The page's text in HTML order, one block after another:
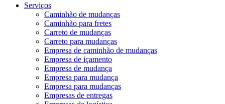
Serviços
Caminhão de mudanças
Caminhão para fretes
Carreto de mudanças
Carreto para mudanças
Empresa de caminhão de mudanças
Empresa de içamento
Empresa de mudança
Empresa para mudança
Empresa para mudanças
Empresas de entregas